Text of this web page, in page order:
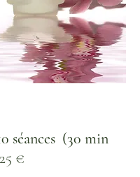
séances (30 min
€